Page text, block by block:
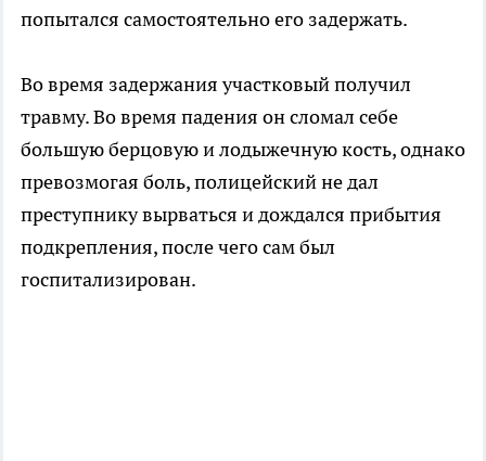
попытался самостоятельно его задержать.
Во время задержания участковый получил
травму. Во время падения он сломал себе
большую берцовую и лодыжечную кость, однако
превозмогая боль, полицейский не дал
преступнику вырваться и дождался прибытия
подкрепления, после чего сам был
госпитализирован.